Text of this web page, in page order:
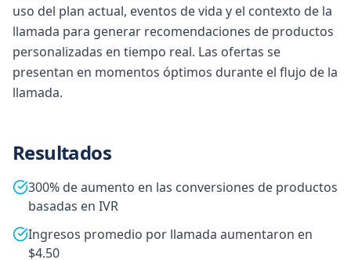
uso del plan actual, eventos de vida y el contexto de la
llamada para generar recomendaciones de productos
personalizadas en tiempo real. Las ofertas se
presentan en momentos óptimos durante el flujo de la
llamada.
Resultados
300% de aumento en las conversiones de productos
basadas en IVR
Ingresos promedio por llamada aumentaron en
$4.50